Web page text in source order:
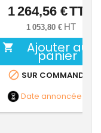
Prix
1 264,56 €TTC
1 053,80 € HT
 Ajouter au
panier
 SUR COMMANDE
Date annoncée